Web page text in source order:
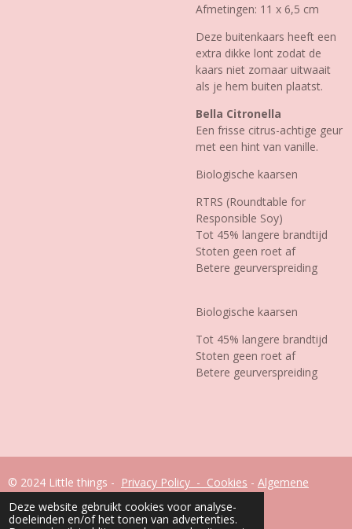
Deze website gebruikt cookies voor analyse-
doeleinden en/of het tonen van advertenties.
Afmetingen: 11 x 6,5 cm
Deze buitenkaars heeft een
extra dikke lont zodat de
kaars niet zomaar uitwaait
als je hem buiten plaatst.
Bella Citronella
Een frisse citrus-achtige geur
met een hint van vanille.
Biologische kaarsen
RTRS (Roundtable for
Responsible Soy)
Tot 45% langere brandtijd
Stoten geen roet af
Betere geurverspreiding
Biologische kaarsen
Tot 45% langere brandtijd
Stoten geen roet af
Betere geurverspreiding
© 2024 Little things - Privacy Policy - Cookies - Algemene
voorwaarden
Powered by JouwWeb